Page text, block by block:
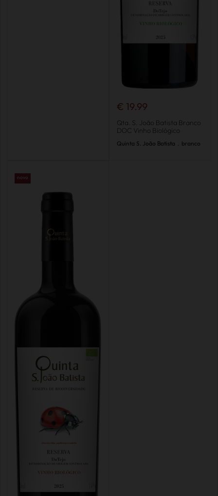
€ 19.99
Qta. S. João Batista Branco
DOC Vinho Biológico
Quinta S. João Batista branco
novo